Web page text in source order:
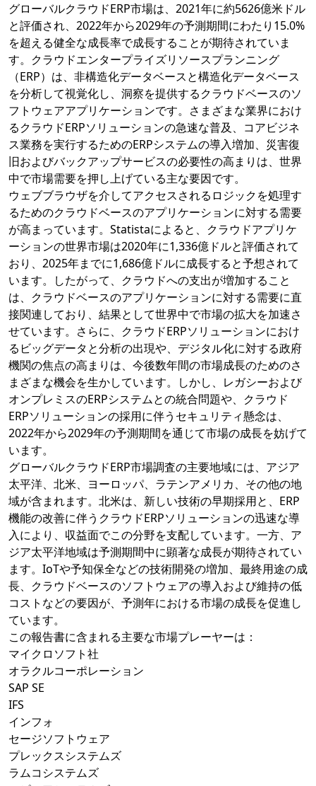
グローバルクラウドERP市場は、2021年に約5626億米ドル
と評価され、2022年から2029年の予測期間にわたり15.0%
を超える健全な成長率で成長することが期待されていま
す。クラウドエンタープライズリソースプランニング
（ERP）は、非構造化データベースと構造化データベース
を分析して視覚化し、洞察を提供するクラウドベースのソ
フトウェアアプリケーションです。さまざまな業界におけ
るクラウドERPソリューションの急速な普及、コアビジネ
ス業務を実行するためのERPシステムの導入増加、災害復
旧およびバックアップサービスの必要性の高まりは、世界
中で市場需要を押し上げている主な要因です。
ウェブブラウザを介してアクセスされるロジックを処理す
るためのクラウドベースのアプリケーションに対する需要
が高まっています。Statistaによると、クラウドアプリケ
ーションの世界市場は2020年に1,336億ドルと評価されて
おり、2025年までに1,686億ドルに成長すると予想されて
います。したがって、クラウドへの支出が増加すること
は、クラウドベースのアプリケーションに対する需要に直
接関連しており、結果として世界中で市場の拡大を加速さ
せています。さらに、クラウドERPソリューションにおけ
るビッグデータと分析の出現や、デジタル化に対する政府
機関の焦点の高まりは、今後数年間の市場成長のためのさ
まざまな機会を生かしています。しかし、レガシーおよび
オンプレミスのERPシステムとの統合問題や、クラウド
ERPソリューションの採用に伴うセキュリティ懸念は、
2022年から2029年の予測期間を通じて市場の成長を妨げて
います。
グローバルクラウドERP市場調査の主要地域には、アジア
太平洋、北米、ヨーロッパ、ラテンアメリカ、その他の地
域が含まれます。北米は、新しい技術の早期採用と、ERP
機能の改善に伴うクラウドERPソリューションの迅速な導
入により、収益面でこの分野を支配しています。一方、ア
ジア太平洋地域は予測期間中に顕著な成長が期待されてい
ます。IoTや予知保全などの技術開発の増加、最終用途の成
長、クラウドベースのソフトウェアの導入および維持の低
コストなどの要因が、予測年における市場の成長を促進し
ています。
この報告書に含まれる主要な市場プレーヤーは：
マイクロソフト社
オラクルコーポレーション
SAP SE
IFS
インフォ
セージソフトウェア
プレックスシステムズ
ラムコシステムズ